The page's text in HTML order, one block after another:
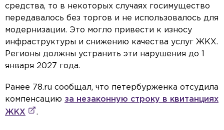
средства, то в некоторых случаях госимущество
передавалось без торгов и не использовалось для
модернизации. Это могло привести к износу
инфраструктуры и снижению качества услуг ЖКХ.
Регионы должны устранить эти нарушения до 1
января 2027 года.
Ранее 78.ru сообщал, что петербурженка отсудила
компенсацию за незаконную строку в квитанциях
ЖКХ
.